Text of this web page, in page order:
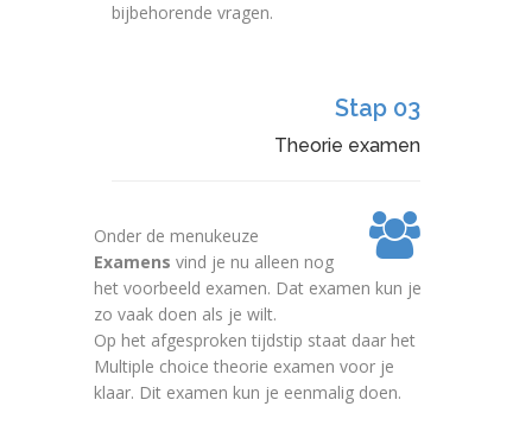
bijbehorende vragen.
Stap 03
Theorie examen
Onder de menukeuze
Examens vind je nu alleen nog
het voorbeeld examen. Dat examen kun je
zo vaak doen als je wilt.
Op het afgesproken tijdstip staat daar het
Multiple choice theorie examen voor je
klaar. Dit examen kun je eenmalig doen.